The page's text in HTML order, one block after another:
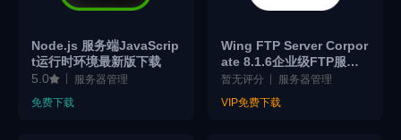
Node.js 服务端JavaScrip
t运行时环境最新版下载
5.0
服务器管理
免费下载
Wing FTP Server Corpor
ate 8.1.6企业级FTP服务
器管理神器｜安全文件传
暂无评分
服务器管理
VIP免费下载